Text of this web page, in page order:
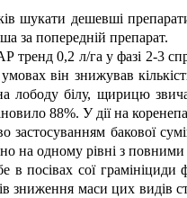
шукати дешевші
за попередній препарат.
0,2 л/га у фазі 2-3
він знижував
лободу білу, щирицю
88%. У дії на
бакової
на одному рівні з
посівах сої
маси цих видів